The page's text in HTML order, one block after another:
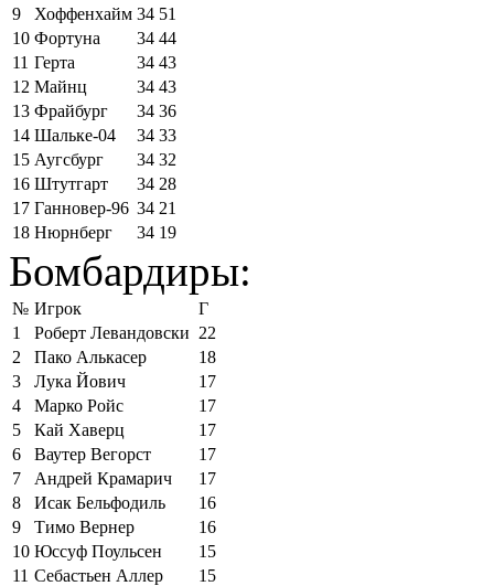
9
Хоффенхайм 34 51
10 Фортуна 34 44
11 Герта 34 43
12 Майнц 34 43
13 Фрайбург 34 36
14 Шальке-04 34 33
15 Аугсбург 34 32
16 Штутгарт 34 28
17 Ганновер-96 34 21
18 Нюрнберг 34 19
Бомбардиры:
№ Игрок
Г
1
Роберт Левандовски 22
2
Пако Алькасер
18
3
Лука Йович
17
4
Марко Ройс
17
5
Кай Хаверц
17
6
Ваутер Вегорст
17
7
Андрей Крамарич
17
8
Исак Бельфодиль
16
9
Тимо Вернер
16
10 Юссуф Поульсен
15
11 Себастьен Аллер
15